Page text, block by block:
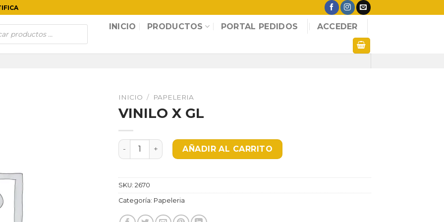
INICIO PRODUCTOS PORTAL PEDIDOS ACCEDER
INICIO / PAPELERIA
VINILO X GL
VINILO X GL cantidadAÑADIR AL CARRITO
SKU: 2670
Categoría: Papeleria